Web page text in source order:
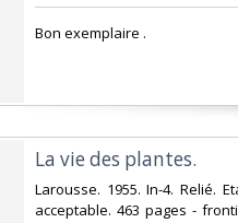
‎Bon exemplaire .‎
‎La vie des plantes.‎
‎Larousse. 1955. In-4. Relié.
acceptable. 463 pages -